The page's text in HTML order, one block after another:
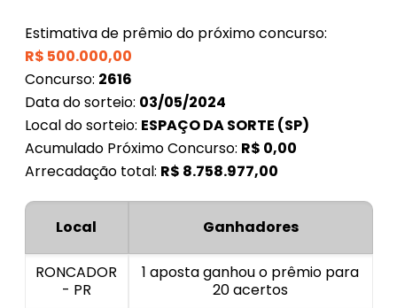
Estimativa de prêmio do próximo concurso:
R$ 500.000,00
Concurso: 2616
Data do sorteio: 03/05/2024
Local do sorteio: ESPAÇO DA SORTE (SP)
Acumulado Próximo Concurso: R$ 0,00
Arrecadação total: R$ 8.758.977,00
Local Ganhadores
RONCADOR
- PR
1 aposta ganhou o prêmio para
20 acertos